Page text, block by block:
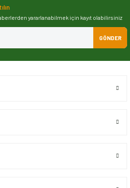
ederiz.
görüntülenemiyor.
yararlanabilmek için kayıt olabilirsiniz
GÖNDER